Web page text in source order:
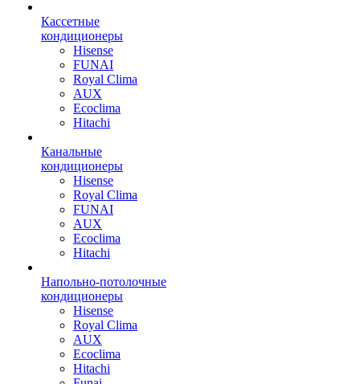
Кассетные
кондиционеры
Hisense
FUNAI
Royal Clima
AUX
Ecoclima
Hitachi
Канальные
кондиционеры
Hisense
Royal Clima
FUNAI
AUX
Ecoclima
Hitachi
Напольно-потолочные
кондиционеры
Hisense
Royal Clima
AUX
Ecoclima
Hitachi